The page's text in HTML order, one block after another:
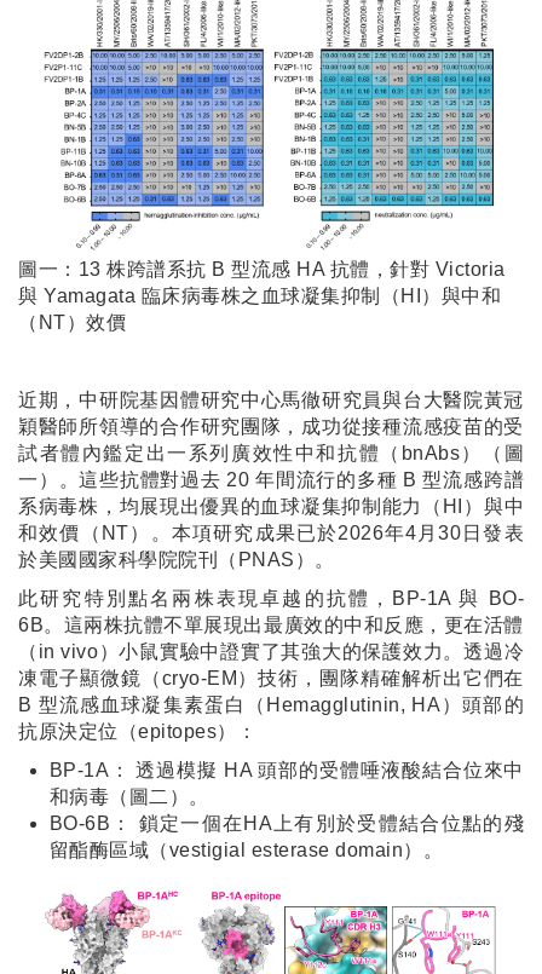
圖一：13 株跨譜系抗 B 型流感 HA 抗體，針對 Victoria
與 Yamagata 臨床病毒株之血球凝集抑制（HI）與中和
（NT）效價
近期，中研院基因體研究中心馬徹研究員與台大醫院黃冠
穎醫師所領導的合作研究團隊，成功從接種流感疫苗的受
試者體內鑑定出一系列廣效性中和抗體（bnAbs）（圖
一）。這些抗體對過去 20 年間流行的多種 B 型流感跨譜
系病毒株，均展現出優異的血球凝集抑制能力（HI）與中
和效價（NT）。本項研究成果已於2026年4月30日發表
於美國國家科學院院刊（PNAS）。
此研究特別點名兩株表現卓越的抗體，BP-1A 與 BO-
6B。這兩株抗體不單展現出最廣效的中和反應，更在活體
（in vivo）小鼠實驗中證實了其強大的保護效力。透過冷
凍電子顯微鏡（cryo-EM）技術，團隊精確解析出它們在
B 型流感血球凝集素蛋白（Hemagglutinin, HA）頭部的
抗原決定位（epitopes）：
BP-1A： 透過模擬 HA 頭部的受體唾液酸結合位來中
和病毒（圖二）。
BO-6B： 鎖定一個在HA上有別於受體結合位點的殘
留酯酶區域（vestigial esterase domain）。